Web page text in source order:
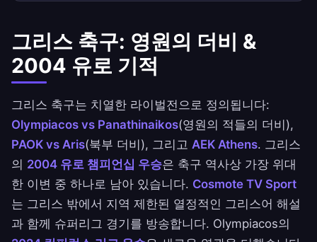
그리스 축구: 영원의 더비 &
2004 유로 기적
그리스 축구는 치열한 라이벌전으로 정의됩니다:
Olympiacos vs Panathinaikos(영원의 적들의 더비),
PAOK vs Aris(북부 더비), 그리고 AEK Athens. 그리스
의 2004 유로 챔피언십 우승은 축구 역사상 가장 위대
한 이변 중 하나로 남아 있습니다. Cosmote TV Sport
는 그리스 밖에서 지역 제한된 열정적인 그리스어 해설
과 함께 슈퍼리그 경기를 방송합니다. Olympiacos의